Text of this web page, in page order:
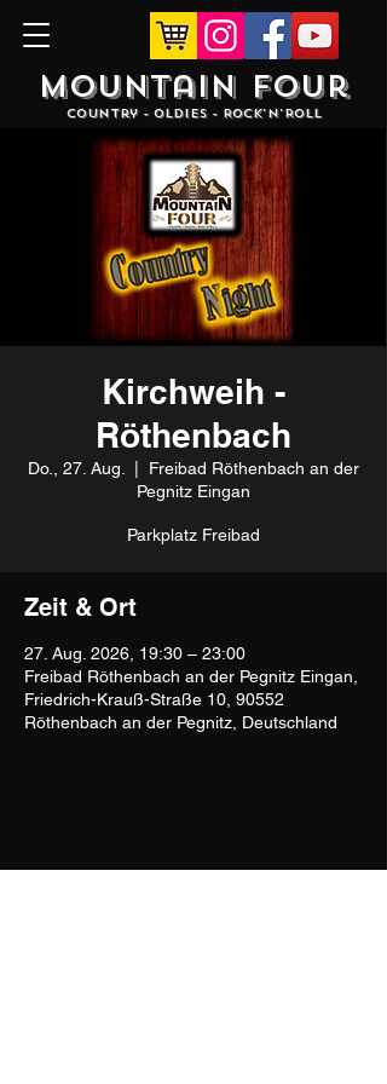
Country - Oldies - Rock'N'Roll
Mountain Four
Kirchweih -
Röthenbach
Do., 27. Aug.
Freibad Röthenbach an der
Pegnitz Eingan
Parkplatz Freibad
Zeit & Ort
27. Aug. 2026, 19:30 – 23:00
Freibad Röthenbach an der Pegnitz Eingan,
Friedrich-Krauß-Straße 10, 90552
Röthenbach an der Pegnitz, Deutschland